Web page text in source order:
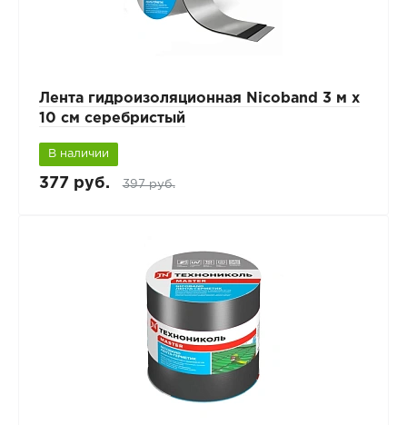
Лента гидроизоляционная Nicoband 3 м х
10 см серебристый
В наличии
377 руб. 397 руб.